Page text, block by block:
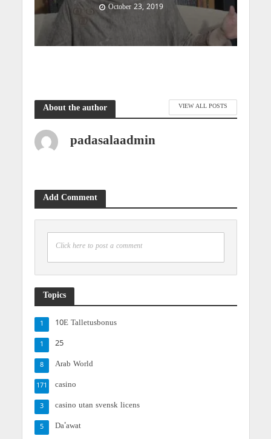
October 23, 2019
About the author VIEW ALL POSTS
padasalaadmin
Add Comment
Click here to post a comment
Topics
10E Talletusbonus
1
25
1
Arab World
8
casino
171
casino utan svensk licens
3
Da'awat
5